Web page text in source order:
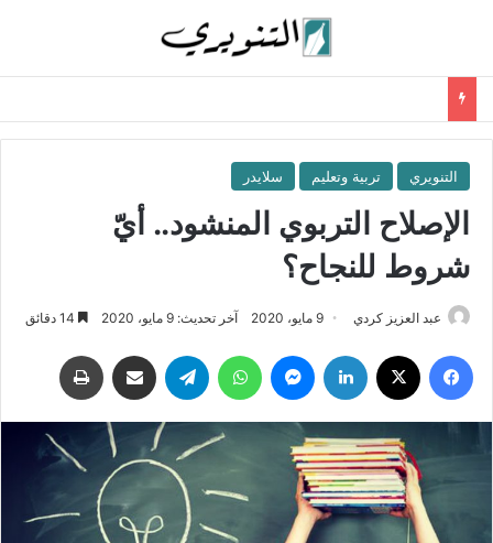
التنويري تربية وتعليم سلايدر
الإصلاح التربوي المنشود.. أيّ
شروط للنجاح؟
عبد العزيز كردي 9 مايو، 2020 آخر تحديث: 9 مايو، 2020
فيسبوك لينكدإن ماسنجر واتساب تيلقرام مشاركة عبر البريد